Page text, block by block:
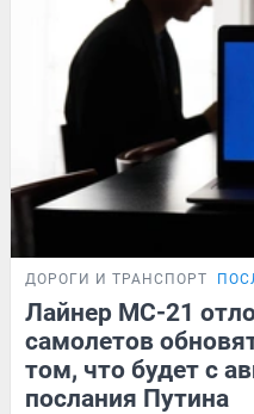
ДОРОГИ И ТРАНСПОРТ
Лайнер MC-21
самолетов
том, что будет с
послания Путина